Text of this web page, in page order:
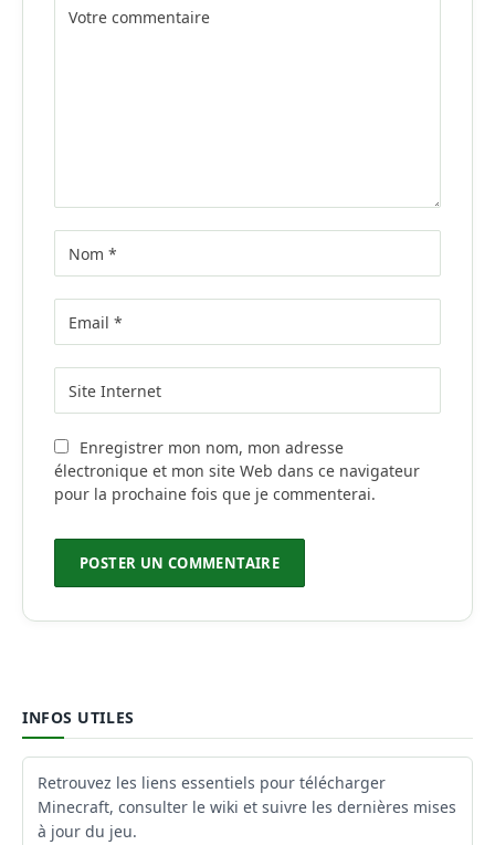
Enregistrer mon nom, mon adresse
électronique et mon site Web dans ce navigateur
pour la prochaine fois que je commenterai.
INFOS UTILES
Retrouvez les liens essentiels pour télécharger
Minecraft, consulter le wiki et suivre les dernières mises
à jour du jeu.